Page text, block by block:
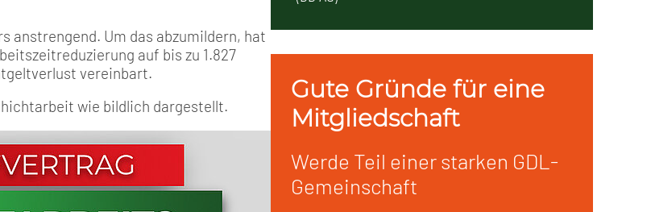
Ratgeber & Downloads
Technikbroschüren
Versichertenberater
Werbemittel
anstrengend. Um das abzumildern, hat
auf bis zu 1.827
vereinbart.
wie bildlich dargestellt.
Gute Gründe für eine
Mitgliedschaft
Werde Teil einer starken GDL-
Gemeinschaft